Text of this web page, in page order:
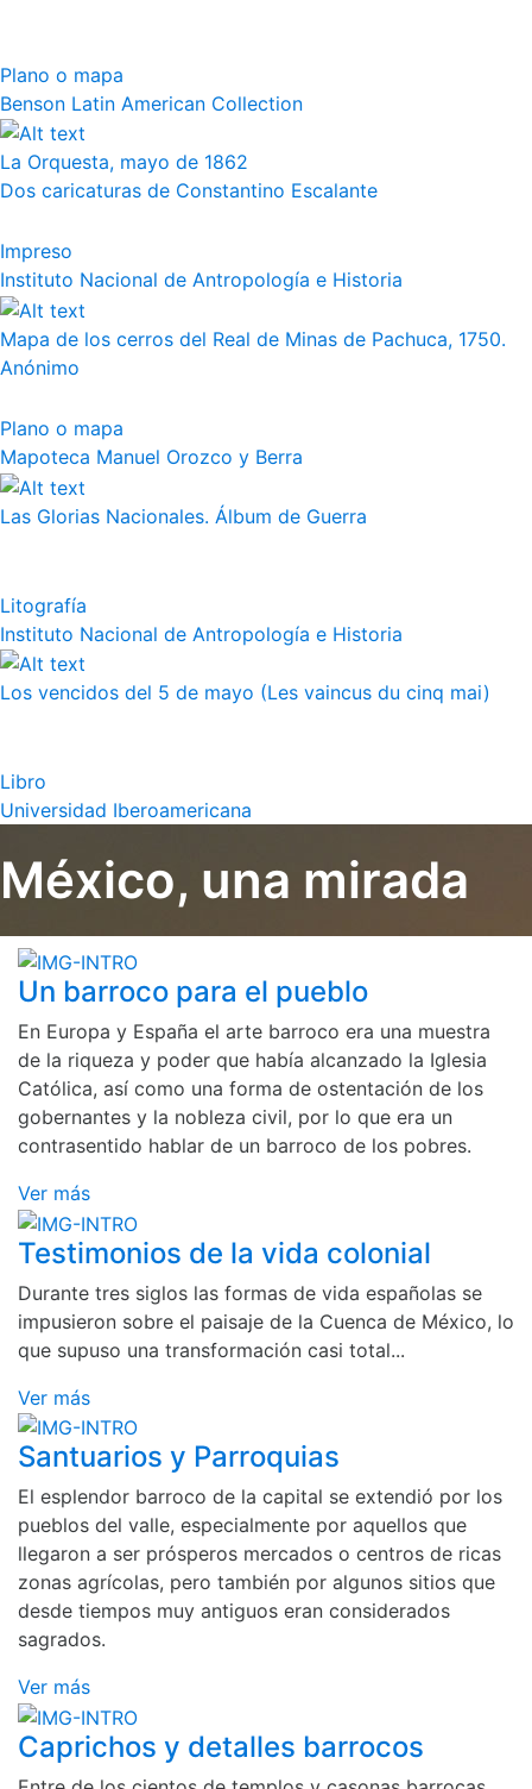
Plano o mapa
Benson Latin American Collection
La Orquesta, mayo de 1862
Dos caricaturas de Constantino Escalante
Impreso
Instituto Nacional de Antropología e Historia
Mapa de los cerros del Real de Minas de Pachuca, 1750.
Anónimo
Plano o mapa
Mapoteca Manuel Orozco y Berra
Las Glorias Nacionales. Álbum de Guerra
Litografía
Instituto Nacional de Antropología e Historia
Los vencidos del 5 de mayo (Les vaincus du cinq mai)
Libro
Universidad Iberoamericana
México, una mirada
Un barroco para el pueblo
En Europa y España el arte barroco era una muestra
de la riqueza y poder que había alcanzado la Iglesia
Católica, así como una forma de ostentación de los
gobernantes y la nobleza civil, por lo que era un
contrasentido hablar de un barroco de los pobres.
Ver más
Testimonios de la vida colonial
Durante tres siglos las formas de vida españolas se
impusieron sobre el paisaje de la Cuenca de México, lo
que supuso una transformación casi total...
Ver más
Santuarios y Parroquias
El esplendor barroco de la capital se extendió por los
pueblos del valle, especialmente por aquellos que
llegaron a ser prósperos mercados o centros de ricas
zonas agrícolas, pero también por algunos sitios que
desde tiempos muy antiguos eran considerados
sagrados.
Ver más
Caprichos y detalles barrocos